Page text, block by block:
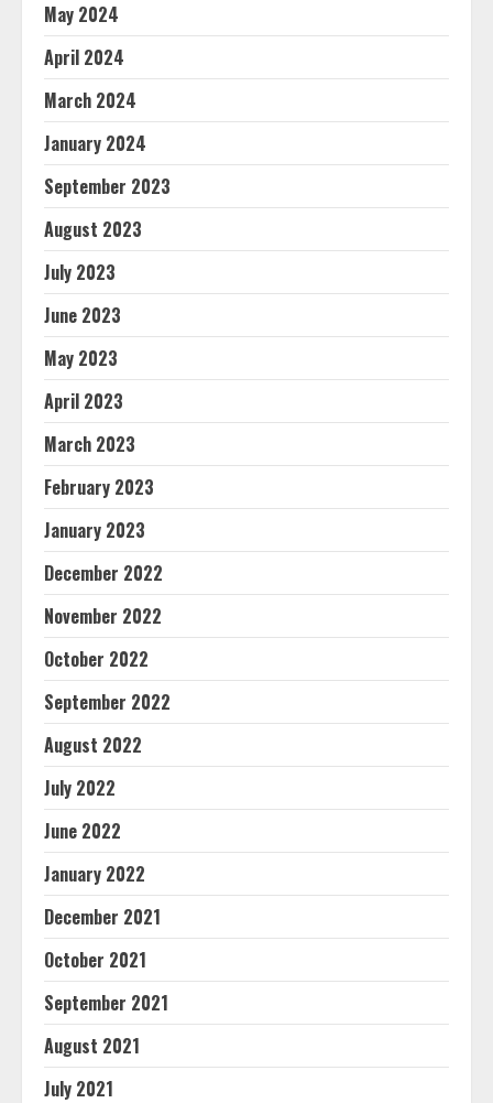
May 2024
April 2024
March 2024
January 2024
September 2023
August 2023
July 2023
June 2023
May 2023
April 2023
March 2023
February 2023
January 2023
December 2022
November 2022
October 2022
September 2022
August 2022
July 2022
June 2022
January 2022
December 2021
October 2021
September 2021
August 2021
July 2021